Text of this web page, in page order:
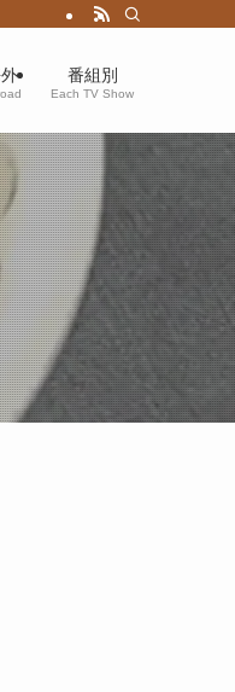
番組別
Each TV Show